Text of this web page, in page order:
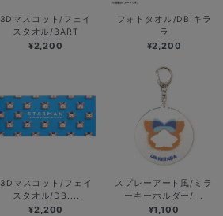
3Dマスコット/フェイ
スタオル/BART
¥2,200
フォトタオル/DB.キラ
ラ
¥2,200
3Dマスコット/フェイ
スタオル/DB....
¥2,200
スプレーアート風/ミラ
ーキーホルダー/...
¥1,100